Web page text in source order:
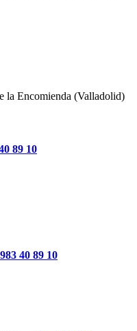
la Encomienda (Valladolid)
89 10
983 40 89 10